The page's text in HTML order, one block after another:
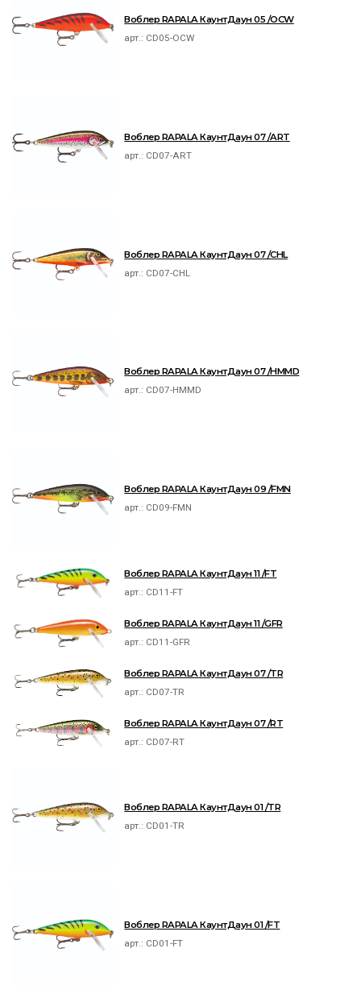
Воблер RAPALA КаунтДаун 05 /OCW
арт.: CD05-OCW
Воблер RAPALA КаунтДаун 07 /ART
арт.: CD07-ART
Воблер RAPALA КаунтДаун 07 /CHL
арт.: CD07-CHL
Воблер RAPALA КаунтДаун 07 /HMMD
арт.: CD07-HMMD
Воблер RAPALA КаунтДаун 09 /FMN
арт.: CD09-FMN
Воблер RAPALA КаунтДаун 11 /FT
арт.: CD11-FT
Воблер RAPALA КаунтДаун 11 /GFR
арт.: CD11-GFR
Воблер RAPALA КаунтДаун 07 /TR
арт.: CD07-TR
Воблер RAPALA КаунтДаун 07 /RT
арт.: CD07-RT
Воблер RAPALA КаунтДаун 01 /TR
арт.: CD01-TR
Воблер RAPALA КаунтДаун 01 /FT
арт.: CD01-FT